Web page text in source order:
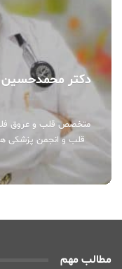
دکتر
متخصص قلب و عروق
قلب و انجمن پزشکی
مطالب مهم